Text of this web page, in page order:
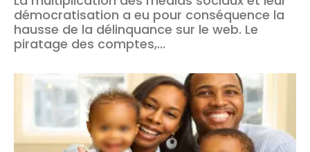
démocratisation a eu pour conséquence la
hausse de la délinquance sur le web. Le
piratage des comptes,...